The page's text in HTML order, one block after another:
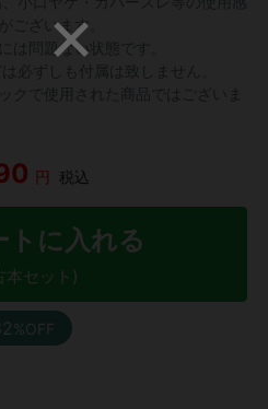
ございます。
は問題ない状態です。
円 税込
トに入れる
本セット)
%OFF